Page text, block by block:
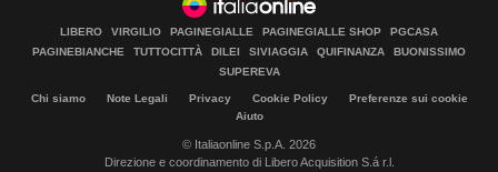
LIBERO VIRGILIO PAGINEGIALLE PAGINEGIALLE SHOP
PGCASA
PAGINEBIANCHE
TUTTOCITTÀ DILEI SIVIAGGIA QUIFINANZA
BUONISSIMO
SUPEREVA
Chi siamo Note Legali Privacy Cookie Policy
Preferenze sui cookie
Aiuto
© Italiaonline S.p.A. 2026
Direzione e coordinamento di Libero Acquisition S.á r.l.